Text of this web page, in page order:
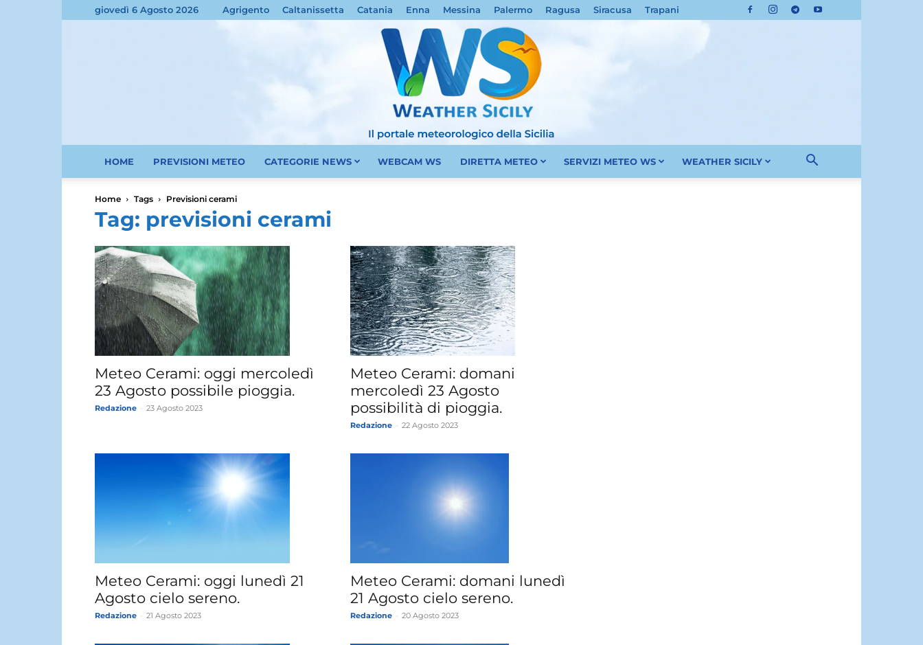
giovedì 6 Agosto 2026 Agrigento Caltanissetta Catania Enna Messina Palermo Ragusa Siracusa Trapani
Sicilia
Weather
HOME PREVISIONI METEO CATEGORIE NEWS WEBCAM WS DIRETTA METEO SERVIZI METEO WS WEATHER SICILY
Home Tags Previsioni cerami
Tag: previsioni cerami
Meteo Cerami: oggi mercoledì
23 Agosto possibile pioggia.
Redazione 23 Agosto 2023
Meteo Cerami: domani
mercoledì 23 Agosto
possibilità di pioggia.
Redazione 22 Agosto 2023
Meteo Cerami: oggi lunedì 21
Agosto cielo sereno.
Redazione 21 Agosto 2023
Meteo Cerami: domani lunedì
21 Agosto cielo sereno.
Redazione 20 Agosto 2023